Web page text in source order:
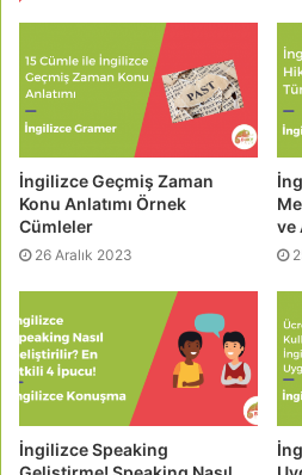
İngilizce Geçmiş Zaman
Konu Anlatımı Örnek
Cümleler
26 Aralık 2023
ve
İngilizce Speaking